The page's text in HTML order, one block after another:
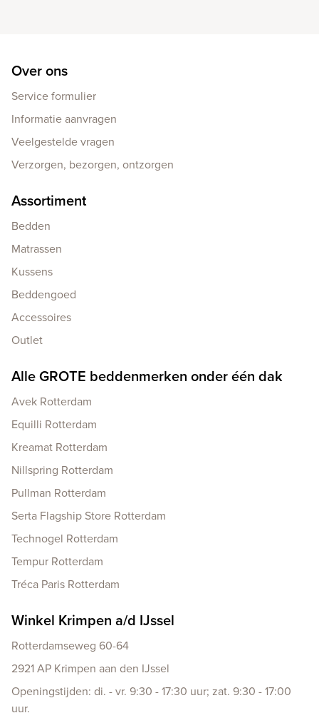
Over ons
Service formulier
Informatie aanvragen
Veelgestelde vragen
Verzorgen, bezorgen, ontzorgen
Assortiment
Bedden
Matrassen
Kussens
Beddengoed
Accessoires
Outlet
Alle GROTE beddenmerken onder één dak
Avek Rotterdam
Equilli Rotterdam
Kreamat Rotterdam
Nillspring Rotterdam
Pullman Rotterdam
Serta Flagship Store Rotterdam
Technogel Rotterdam
Tempur Rotterdam
Tréca Paris Rotterdam
Winkel Krimpen a/d IJssel
Rotterdamseweg 60-64
2921 AP Krimpen aan den IJssel
Openingstijden: di. - vr. 9:30 - 17:30 uur; zat. 9:30 - 17:00
uur.